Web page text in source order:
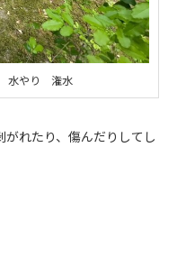
水やり 潅水
れたり、傷んだりしてし